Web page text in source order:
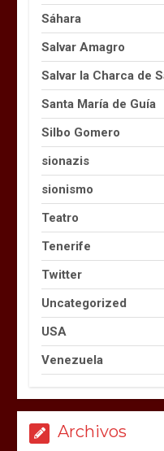
Sáhara
Salvar Amagro
Salvar la Charca de
Santa María de Guía
Silbo Gomero
sionazis
sionismo
Teatro
Tenerife
Twitter
Uncategorized
USA
Venezuela
Archivos